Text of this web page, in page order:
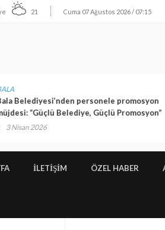
21 Cuma 07 Ağustos 2026 / 07:15
personele promosyon
“Güçlü Belediye, Güçlü Promosyon”
2026
İLETIŞIM ÖZEL HABER